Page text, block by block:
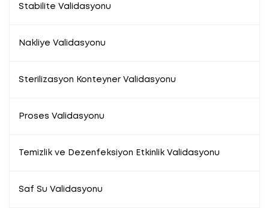
Stabilite Validasyonu
Nakliye Validasyonu
Sterilizasyon Konteyner Validasyonu
Proses Validasyonu
Temizlik ve Dezenfeksiyon Etkinlik Validasyonu
Saf Su Validasyonu